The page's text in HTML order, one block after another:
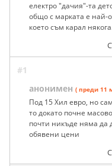
електро "дачия"-та
общо с марката е най-
което съм карал
#1
анонимен ( преди 11
Под 15 Хил евро, но
то докато почне
почти никъде няма да
обявени цени